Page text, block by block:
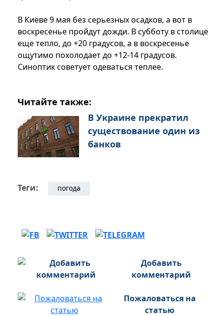
В Киеве 9 мая без серьезных осадков, а вот в
воскресенье пройдут дожди. В субботу в столице
еще тепло, до +20 градусов, а в воскресенье
ощутимо похолодает до +12-14 градусов.
Синоптик советует одеваться теплее.
Читайте также:
В Украине прекратил
существование один из
банков
Теги: погода
Добавить
комментарий
Пожаловаться на
статью